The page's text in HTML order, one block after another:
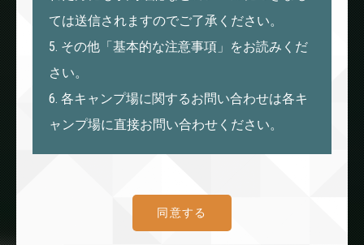
ては送信されますのでご了承ください。
5. その他「基本的な注意事項」をお読みくだ
さい。
6. 各キャンプ場に関するお問い合わせは各キ
ャンプ場に直接お問い合わせください。
同意する